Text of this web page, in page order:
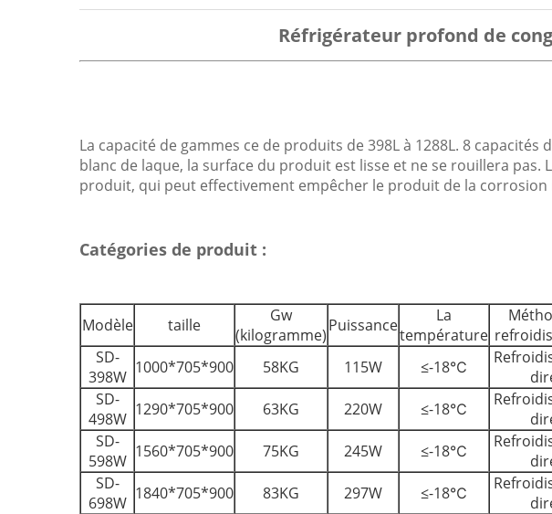
Réfrigérateur profond de
La capacité de gammes ce de produits de 398L à 1288L. 8
blanc de laque, la surface du produit est lisse et ne se rouillera
produit, qui peut effectivement empêcher le produit de la corrosion
Catégories de produit :
Modèle taille
Gw
(kilogramme)Puissance
La
température
SD-
398W 1000*705*900 58KG 115W ≤-18℃
SD-
498W 1290*705*900 63KG 220W ≤-18℃
SD-
598W 1560*705*900 75KG 245W ≤-18℃
SD-
698W 1840*705*900 83KG 297W ≤-18℃